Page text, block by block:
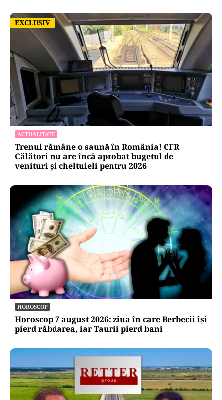
EXCLUSIV
EXCLUSIV
ACTUALITATE
Trenul rămâne o saună în România! CFR
Călători nu are încă aprobat bugetul de
venituri și cheltuieli pentru 2026
HOROSCOP
Horoscop 7 august 2026: ziua în care Berbecii își
pierd răbdarea, iar Taurii pierd bani